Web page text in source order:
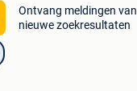
Ontvang meldingen van
nieuwe zoekresultaten